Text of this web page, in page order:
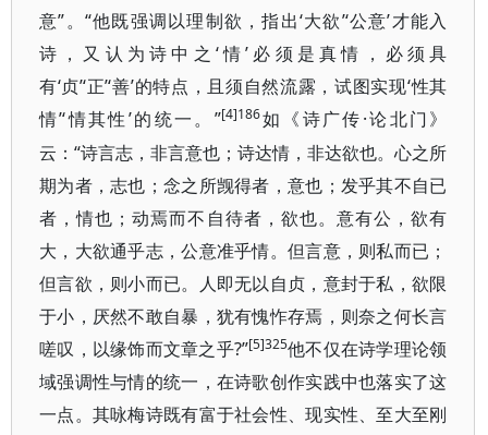
意”。“他既强调以理制欲，指出‘大欲’‘公意’才能入
诗，又认为诗中之‘情’必须是真情，必须具
有‘贞’‘正’‘善’的特点，且须自然流露，试图实现‘性其
情’‘情其性’的统一。”[4]186如《诗广传 ·论北门》
云：“诗言志，非言意也；诗达情，非达欲也。心之所
期为者，志也；念之所觊得者，意也；发乎其不自已
者，情也；动焉而不自待者，欲也。意有公，欲有
大，大欲通乎志，公意准乎情。但言意，则私而已；
但言欲，则小而已。人即无以自贞，意封于私，欲限
于小，厌然不敢自暴，犹有愧怍存焉，则奈之何长言
嗟叹，以缘饰而文章之乎?”[5]325他不仅在诗学理论领
域强调性与情的统一，在诗歌创作实践中也落实了这
一点。其咏梅诗既有富于社会性、现实性、至大至刚